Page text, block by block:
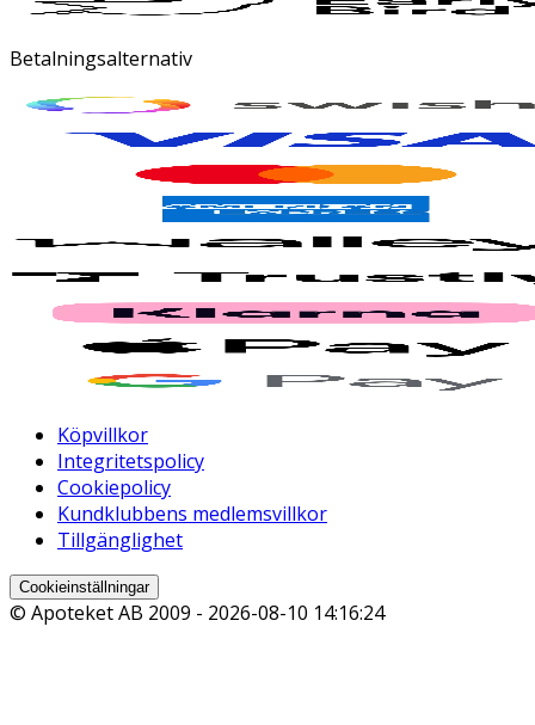
Betalningsalternativ
Köpvillkor
Integritetspolicy
Cookiepolicy
Kundklubbens medlemsvillkor
Tillgänglighet
Cookieinställningar
© Apoteket AB 2009 - 2026-08-10 14:16:24